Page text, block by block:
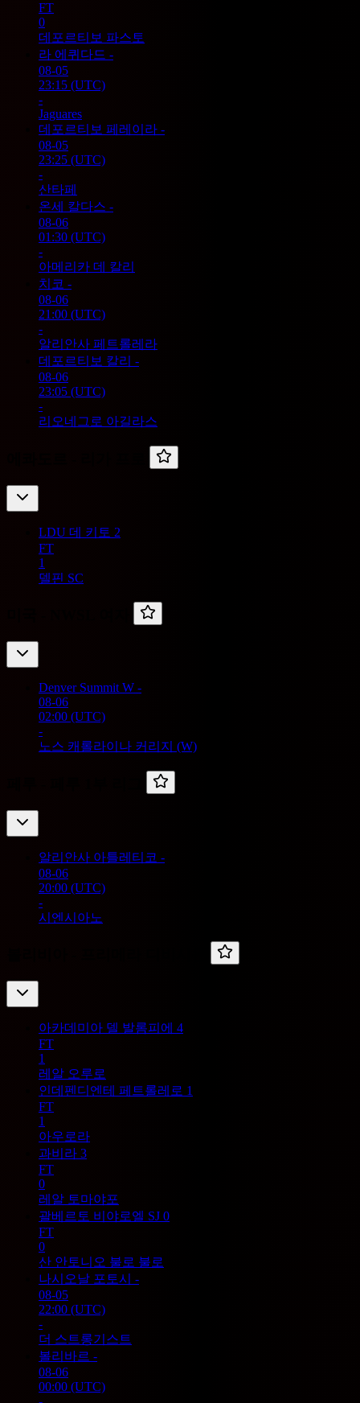
FT
0
데포르티보 파스토
라 에퀴다드 -
08-05
23:15 (UTC)
-
Jaguares
데포르티보 페레이라 -
08-05
23:25 (UTC)
-
산타페
온세 칼다스 -
08-06
01:30 (UTC)
-
아메리카 데 칼리
치코 -
08-06
21:00 (UTC)
-
알리안사 페트롤레라
데포르티보 칼리 -
08-06
23:05 (UTC)
-
리오네그로 아길라스
LDU 데 키토 2
FT
1
델핀 SC
Denver Summit W -
08-06
02:00 (UTC)
-
노스 캐롤라이나 커리지 (W)
알리안사 아틀레티코 -
08-06
20:00 (UTC)
-
시엔시아노
아카데미아 델 발롬피에 4
FT
1
레알 오루로
인데펜디엔테 페트롤레로 1
FT
1
아우로라
과비라 3
FT
0
레알 토마야포
괄베르토 비야로엘 SJ 0
FT
0
산 안토니오 불로 불로
나시오날 포토시 -
08-05
22:00 (UTC)
-
더 스트롱기스트
볼리바르 -
08-06
00:00 (UTC)